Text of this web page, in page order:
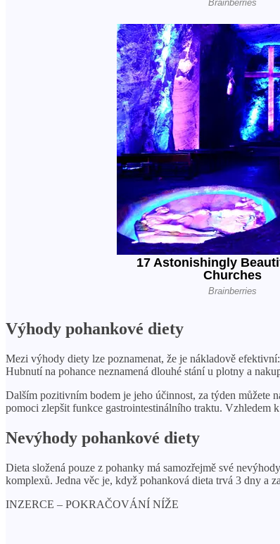
Výhody pohankové diety
Mezi výhody diety lze poznamenat, že je nákladově
Hubnutí na pohance neznamená dlouhé stání u plotny a
Dalším pozitivním bodem je jeho účinnost, za týden můžete
pomoci zlepšit funkce gastrointestinálního traktu. Vzhledem
Nevýhody pohankové diety
Dieta složená pouze z pohanky má samozřejmě své
komplexů. Jedna věc je, když pohanková dieta trvá 3 dny a
INZERCE – POKRAČOVÁNÍ NÍŽE